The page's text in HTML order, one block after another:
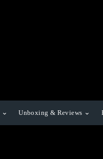
Unboxing & Reviews